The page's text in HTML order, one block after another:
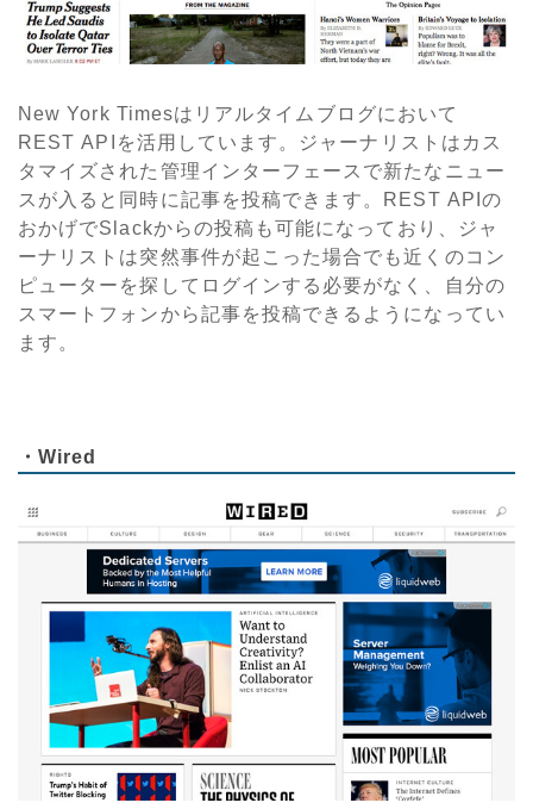
New York Timesはリアルタイムブログにおいて
REST APIを活用しています。ジャーナリストはカス
タマイズされた管理インターフェースで新たなニュー
スが入ると同時に記事を投稿できます。REST APIの
おかげでSlackからの投稿も可能になっており、ジャ
ーナリストは突然事件が起こった場合でも近くのコン
ピューターを探してログインする必要がなく、自分の
スマートフォンから記事を投稿できるようになってい
ます。
・Wired